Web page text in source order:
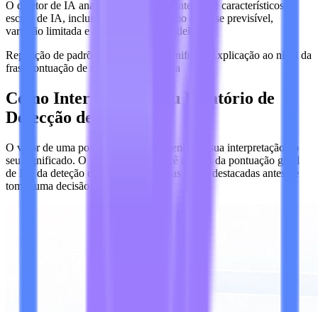
O detetor de IA analisa padrões frequentemente característicos da
escrita de IA, incluindo repetições, ritmo de frase previsível,
variação limitada e frases ligadas a modelos.
Repetição de padrões
Ritmo de frase uniforme
Explicação ao nível da
frase
Pontuação de semelhança humana
Como Interpretar o Seu Relatório de
Detecção de IA
O valor de uma pontuação de IA depende da sua interpretação do
seu significado. O Lynote orienta você através da pontuação geral
de IA, da deteção de escrita mista e das frases destacadas antes de
tomar uma decisão.